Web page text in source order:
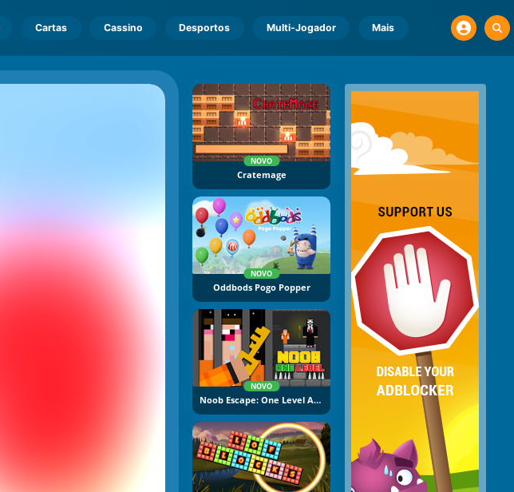
Cartas Cassino Desportos Multi-Jogador Mais
NOVO
Cratemage
NOVO
Oddbods Pogo Popper
NOVO
Noob Escape: One Level Again